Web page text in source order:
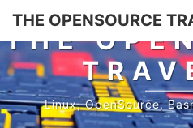
Skip
content
THE OPENSOURCE
THE
Linux, OpenSource,